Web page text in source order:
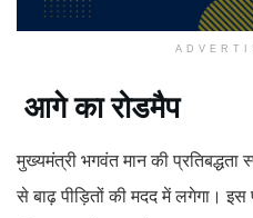
आगे का रोडमैप
मुख्यमंत्री भगवंत मान की
से बाढ़ पीड़ितों की मदद में लगेगा।